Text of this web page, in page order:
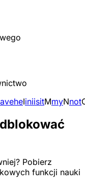
heIiniisitMmyNnot
Pobierz
funkcji nauki